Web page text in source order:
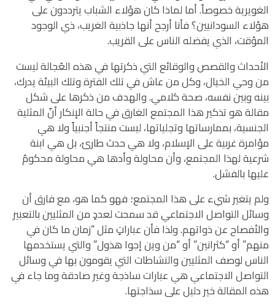
الغويرية خصوصاً. أما لماذا كان هؤلاء الشباب يترددون على
هؤلاء السودانيين؟ فأنا أرجح أنها جاذبية الغريب، ذي الوجود
المؤقت، الذي يفضله الناس على القريب.
الأحداث والقصص والوقائع التي ذكرتها في هذه العُجالة ليست
من وحي الخيال، وكل من عاش في تلك الفترة وتلك البيئة يدرك،
بينه وبين نفسه، صحة كلامي. والهدف من ذكرها على شكل
مقالة هو تذكير هذا المجتمع الغارق في حالة الإنكار أنّ المثلية
الجنسية، بممارساتها وتجلياتها، ليست منتجاً أجنبياً ولا هي
مؤامرة غربية على الإسلام، ولا هي حدث طارئ، بل هي ابنة
شرعية لهذا المجتمع، وأن محاولة وأدها هي محاولة محكومٌ
عليها بالفشل.
ولم يتغير شيء على هذا المجتمع؛ فهو كما هو، مع فارق أن
وسائل التواصل الاجتماعي قد سمحت لعددٍ من المثليين بالتعبير
والأفصاح عن ذواتهم. ولذا فأن عباراتٍ مثل “زمان ما كان في
منهم” أو “كثرانين” أو “من وين إجوا هذول” والتي يستخدمها
الناس لوصف المثليين والنشاطات التي يقومون بها في وسائل
التواصل الاجتماعي هي عبارات ساذجة وغير صادقة وما جاء في
هذه المقالة خير دليل على سذاجتها.